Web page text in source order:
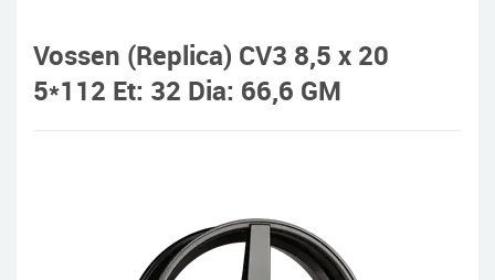
Vossen (Replica) CV3 8,5 x 20
5*112 Et: 32 Dia: 66,6 GM